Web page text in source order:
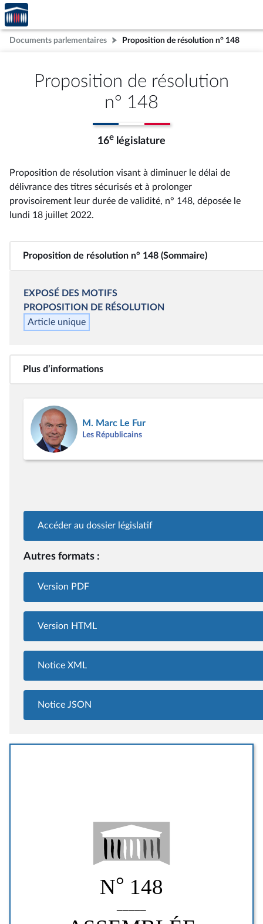
Aller au contenu
Aller en bas de la page
Accèder
à la
page
d'accueil
Documents parlementaires Proposition de résolution n° 148
Proposition de résolution
n° 148
16e législature
Proposition de résolution visant à diminuer le délai de
délivrance des titres sécurisés et à prolonger
provisoirement leur durée de validité, n° 148, déposée le
lundi 18 juillet 2022.
Proposition de résolution n° 148 (Sommaire)
EXPOSÉ DES MOTIFS
PROPOSITION DE RÉSOLUTION
Article unique
Plus d’informations
M. Marc Le Fur
Les Républicains
Accéder au dossier législatif
Autres formats :
Version PDF
Version HTML
Notice XML
Notice JSON